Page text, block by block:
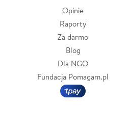
Opinie
Raporty
Za darmo
Blog
Dla NGO
Fundacja Pomagam.pl